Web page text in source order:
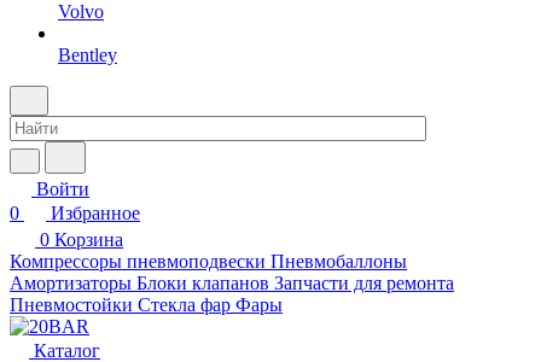
Volvo
Bentley
Войти
0
Избранное
0 Корзина
Компрессоры пневмоподвески Пневмобаллоны
Амортизаторы Блоки клапанов Запчасти для ремонта
Пневмостойки Стекла фар Фары
Каталог